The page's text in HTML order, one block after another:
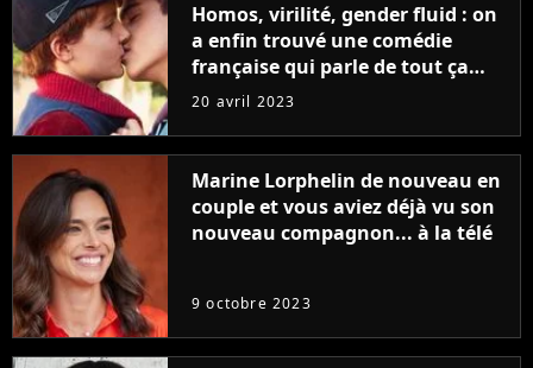
Homos, virilité, gender fluid : on
a enfin trouvé une comédie
française qui parle de tout ça
sans être super ringarde
20 avril 2023
Marine Lorphelin de nouveau en
couple et vous aviez déjà vu son
nouveau compagnon... à la télé
9 octobre 2023